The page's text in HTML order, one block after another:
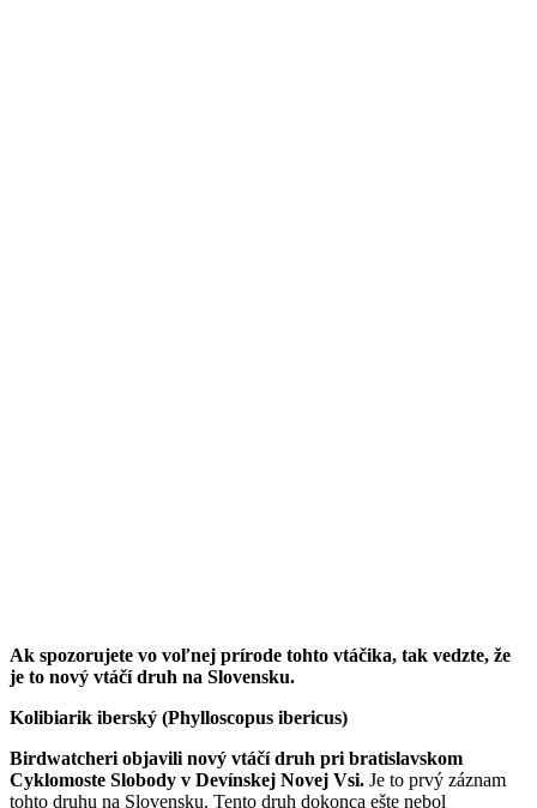
Ak spozorujete vo voľnej prírode tohto vtáčika, tak vedzte, že
je to nový vtáčí druh na Slovensku.
Kolibiarik iberský (Phylloscopus ibericus)
Birdwatcheri objavili nový vtáčí druh pri bratislavskom
Cyklomoste Slobody v Devínskej Novej Vsi. Je to prvý záznam
tohto druhu na Slovensku. Tento druh dokonca ešte nebol